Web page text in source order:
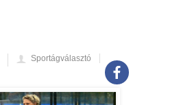
Sportágválasztó